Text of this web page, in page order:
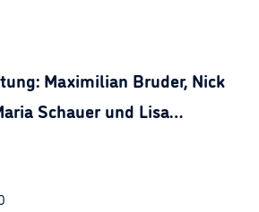
Maximilian Bruder, Nick
Schauer und Lisa